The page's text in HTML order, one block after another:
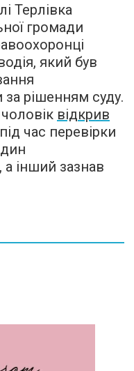
Терлівка
громади
який був
рішенням суду.
відкрив
час перевірки
інший зазнав